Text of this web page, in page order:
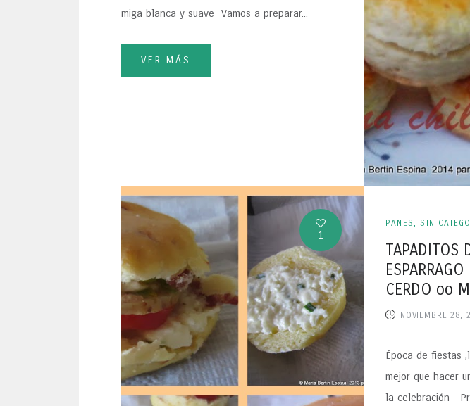
miga blanca y suave Vamos a preparar...
VER MÁS
1
PANES ,SIN
TAPADITOS
CERDO oo
NOVIEMBRE 28,
Época de fiestas
mejor que hacer
la celebración